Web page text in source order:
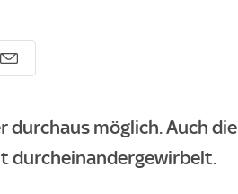
durchaus möglich. Auch die
durcheinandergewirbelt.